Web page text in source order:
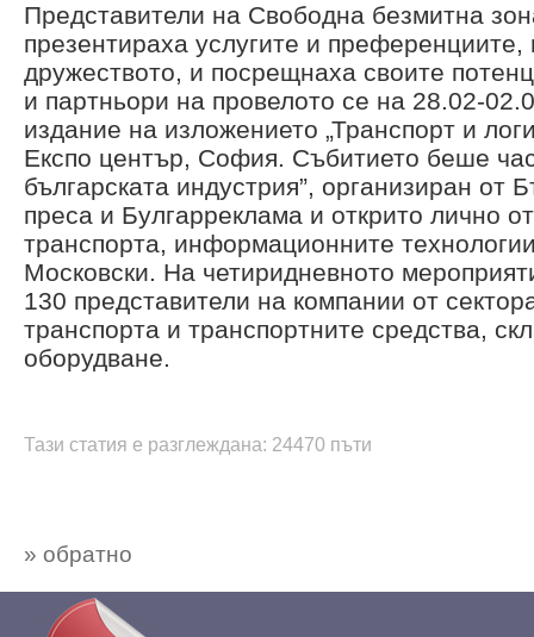
Представители на Свободна безмитна
презентираха услугите и преференциите,
дружеството, и посрещнаха своите
и партньори на провелото се на 28.02-
издание на изложението „Транспорт и
Експо център, София. Събитието беше
българската индустрия”, организиран от
преса и Булгарреклама и открито лично
транспорта, информационните
Московски. На четиридневното
130 представители на компании от
транспорта и транспортните средства,
оборудване.
Тази статия е разглеждана: 24470 пъти
» обратно